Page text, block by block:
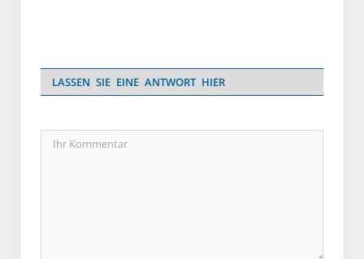
LASSEN SIE EINE ANTWORT HIER